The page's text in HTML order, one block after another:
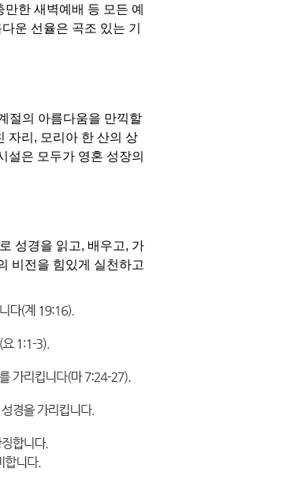
한 새벽예배 등 모든 예
운 선율은 곡조 있는 기
절의 아름다움을 만끽할
자리, 모리아 한 산의 상
설은 모두가 영혼 성장의
성경을 읽고, 배우고, 가
비전을 힘있게 실천하고